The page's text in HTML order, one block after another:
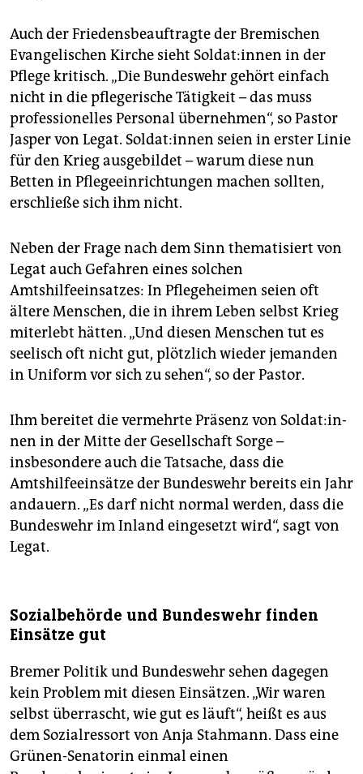
Auch der Friedensbeauftragte der Bremischen
Evangelischen Kirche sieht Sol­da­t:in­nen in der
Pflege kritisch. „Die Bundeswehr gehört einfach
nicht in die pflegerische Tätigkeit – das muss
professionelles Personal übernehmen“, so Pastor
Jasper von Legat. Sol­da­t:in­nen seien in erster Linie
für den Krieg ausgebildet – warum diese nun
Betten in Pflegeeinrichtungen machen sollten,
erschließe sich ihm nicht.
Neben der Frage nach dem Sinn thematisiert von
Legat auch Gefahren eines solchen
Amtshilfeeinsatzes: In Pflegeheimen seien oft
ältere Menschen, die in ihrem Leben selbst Krieg
miterlebt hätten. „Und diesen Menschen tut es
seelisch oft nicht gut, plötzlich wieder jemanden
in Uniform vor sich zu sehen“, so der Pastor.
Ihm bereitet die vermehrte Präsenz von Sol­da­t:in­
nen in der Mitte der Gesellschaft Sorge –
insbesondere auch die Tatsache, dass die
Amtshilfeeinsätze der Bundeswehr bereits ein Jahr
andauern. „Es darf nicht normal werden, dass die
Bundeswehr im Inland eingesetzt wird“, sagt von
Legat.
Sozialbehörde und Bundeswehr finden
Einsätze gut
Bremer Politik und Bundeswehr sehen dagegen
kein Problem mit diesen Einsätzen. „Wir waren
selbst überrascht, wie gut es läuft“, heißt es aus
dem Sozialressort von Anja Stahmann. Dass eine
Grünen-Senatorin einmal einen